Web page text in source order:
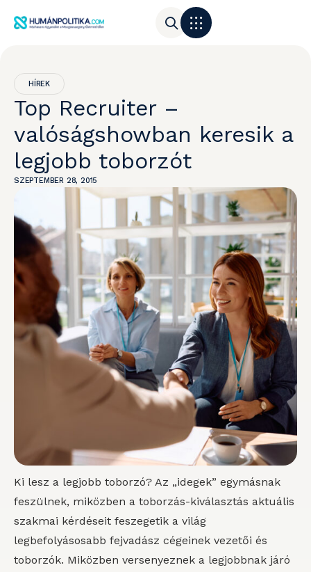
HÍREK
Top Recruiter –
valóságshowban keresik a
legjobb toborzót
SZEPTEMBER 28, 2015
Ki lesz a legjobb toborzó? Az „idegek” egymásnak
feszülnek, miközben a toborzás-kiválasztás aktuális
szakmai kérdéseit feszegetik a világ
legbefolyásosabb fejvadász cégeinek vezetői és
toborzók. Miközben versenyeznek a legjobbnak járó